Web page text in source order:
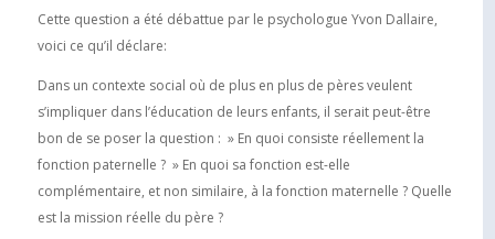
Cette question a été débattue par le psychologue Yvon Dallaire,
voici ce qu’il déclare:
Dans un contexte social où de plus en plus de pères veulent
s’impliquer dans l’éducation de leurs enfants, il serait peut-être
bon de se poser la question : » En quoi consiste réellement la
fonction paternelle ? » En quoi sa fonction est-elle
complémentaire, et non similaire, à la fonction maternelle ? Quelle
est la mission réelle du père ?